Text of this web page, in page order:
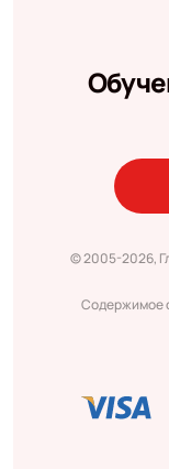
© 2005-2026,
Содержимое